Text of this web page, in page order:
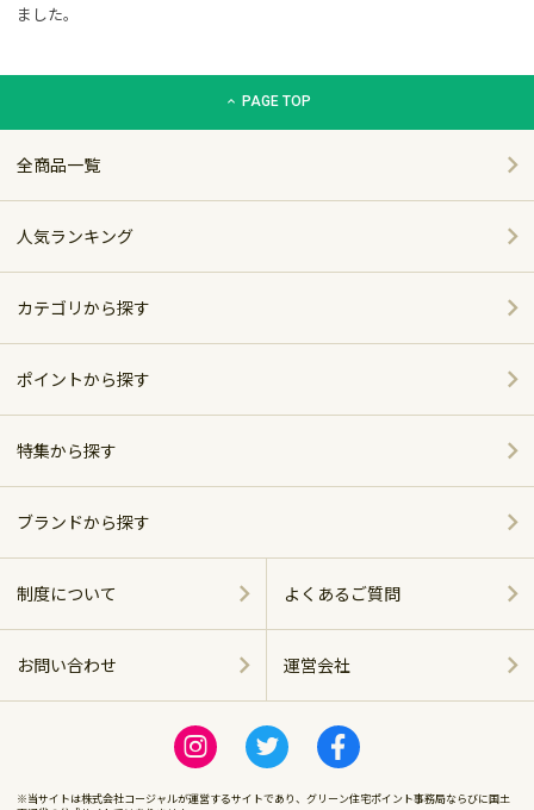
ました。
グリーン住宅ポイント交換商品カタログサイト「エコdeギフ
PAGE TOP
全商品一覧
人気ランキング
カテゴリから探す
家電
家具・インテリア
ホーム＆キッチン
アウトドア・スポーツ
グルメ・スイーツ
感染症対策
ポイントから探す
～5,000pt
5,001～10,000pt
10,001～20,000pt
20,001～30,000pt
50,001～100,000pt
特集から探す
ポイント別おすすめ商品
おしゃれで便利なキッチンアイテム
ベッド特集
ビール特集
ブランドから探す
シャープ
パナソニック
ロゴス
制度について よくあるご質問
商品に関する
お問い合わせ 運営会社
※当サイトは株式会社コージャルが運営するサイトであり、グリーン住宅ポイント事務局ならびに国土